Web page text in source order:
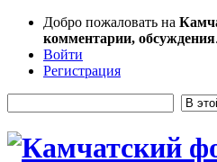
Добро пожаловать на
комментарии, обсуждения.
Войти
Регистрация